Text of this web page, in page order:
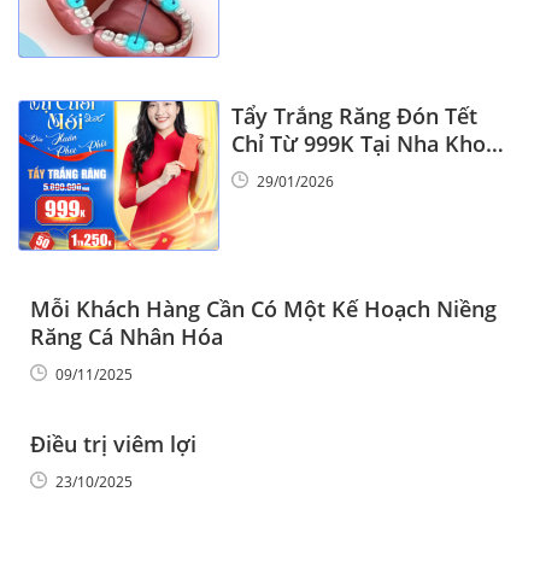
Tẩy Trắng Răng Đón Tết
Chỉ Từ 999K Tại Nha Khoa
Vinalign
29/01/2026
Mỗi Khách Hàng Cần Có Một Kế Hoạch Niềng
Răng Cá Nhân Hóa
09/11/2025
Điều trị viêm lợi
23/10/2025